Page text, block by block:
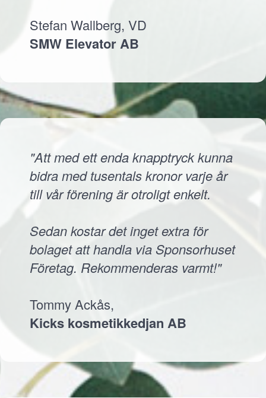
Stefan Wallberg, VD
SMW Elevator AB
"Att med ett enda knapptryck kunna
bidra med tusentals kronor varje år
till vår förening är otroligt enkelt.
Sedan kostar det inget extra för
bolaget att handla via Sponsorhuset
Företag. Rekommenderas varmt!"
Tommy Ackås,
Kicks kosmetikkedjan AB